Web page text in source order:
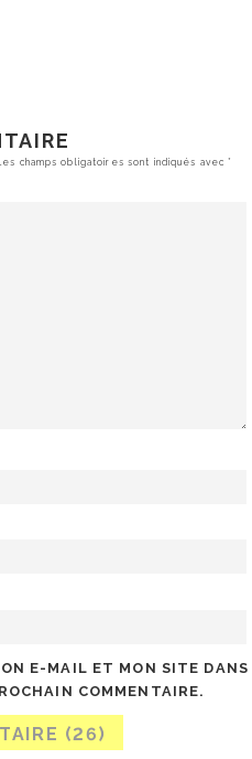
Les champs obligatoires sont indiqués avec*
E-MAIL ET MON SITE DANS
COMMENTAIRE.